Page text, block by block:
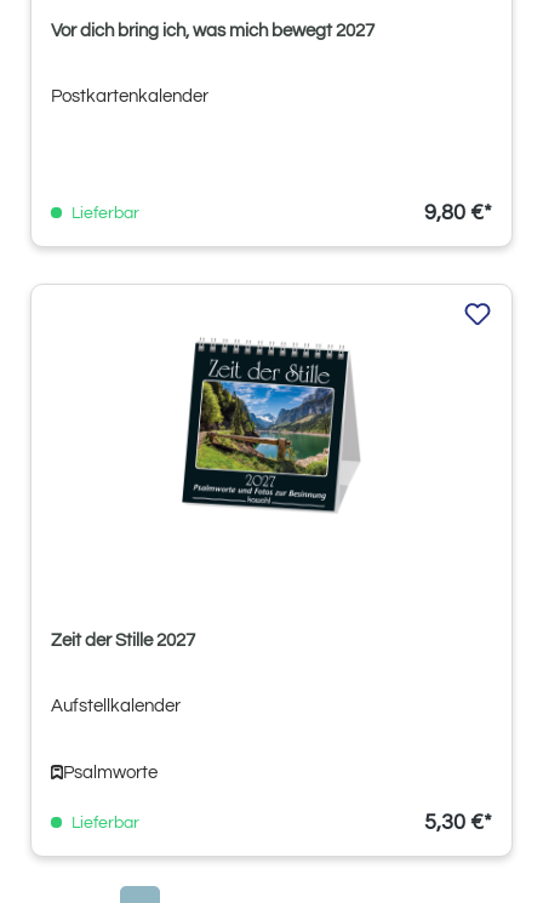
Vor dich bring ich, was mich bewegt 2027
Postkartenkalender
Lieferbar 9,80 €*
Zeit der Stille 2027
Aufstellkalender
Psalmworte
Lieferbar 5,30 €*